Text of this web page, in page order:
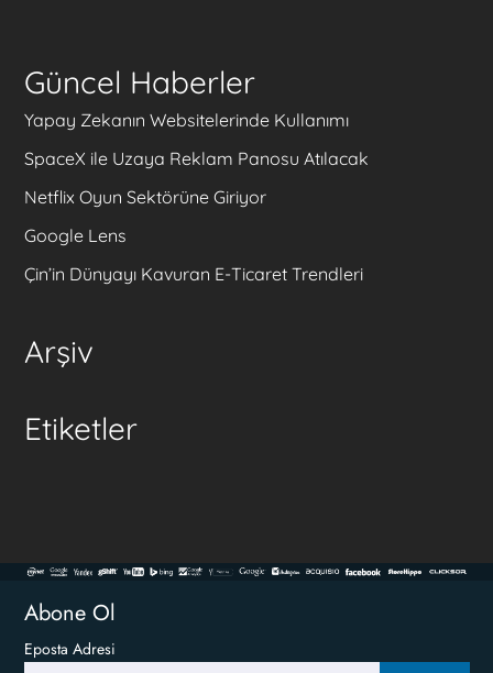
Güncel Haberler
Yapay Zekanın Websitelerinde Kullanımı
SpaceX ile Uzaya Reklam Panosu Atılacak
Netflix Oyun Sektörüne Giriyor
Google Lens
Çin’in Dünyayı Kavuran E-Ticaret Trendleri
Arşiv
Etiketler
Abone Ol
Eposta Adresi